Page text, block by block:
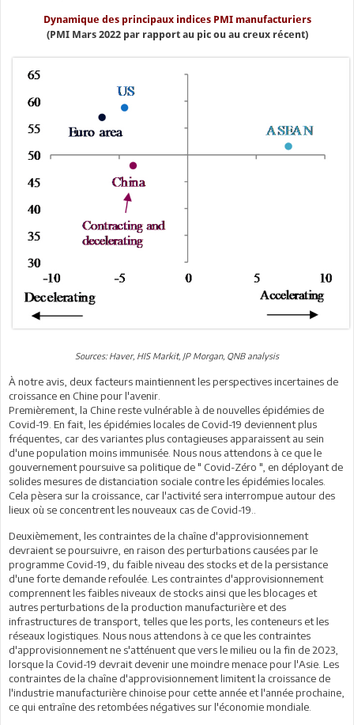
Dynamique des principaux indices PMI manufacturiers
(PMI Mars 2022 par rapport au pic ou au creux récent)
Sources: Haver, HIS Markit, JP Morgan, QNB analysis
À notre avis, deux facteurs maintiennent les perspectives incertaines de
croissance en Chine pour l'avenir.
Premièrement, la Chine reste vulnérable à de nouvelles épidémies de
Covid-19. En fait, les épidémies locales de Covid-19 deviennent plus
fréquentes, car des variantes plus contagieuses apparaissent au sein
d'une population moins immunisée. Nous nous attendons à ce que le
gouvernement poursuive sa politique de " Covid-Zéro ", en déployant de
solides mesures de distanciation sociale contre les épidémies locales.
Cela pèsera sur la croissance, car l'activité sera interrompue autour des
lieux où se concentrent les nouveaux cas de Covid-19..
Deuxièmement, les contraintes de la chaîne d'approvisionnement
devraient se poursuivre, en raison des perturbations causées par le
programme Covid-19, du faible niveau des stocks et de la persistance
d'une forte demande refoulée. Les contraintes d'approvisionnement
comprennent les faibles niveaux de stocks ainsi que les blocages et
autres perturbations de la production manufacturière et des
infrastructures de transport, telles que les ports, les conteneurs et les
réseaux logistiques. Nous nous attendons à ce que les contraintes
d'approvisionnement ne s'atténuent que vers le milieu ou la fin de 2023,
lorsque la Covid-19 devrait devenir une moindre menace pour l'Asie. Les
contraintes de la chaîne d'approvisionnement limitent la croissance de
l'industrie manufacturière chinoise pour cette année et l'année prochaine,
ce qui entraîne des retombées négatives sur l'économie mondiale.